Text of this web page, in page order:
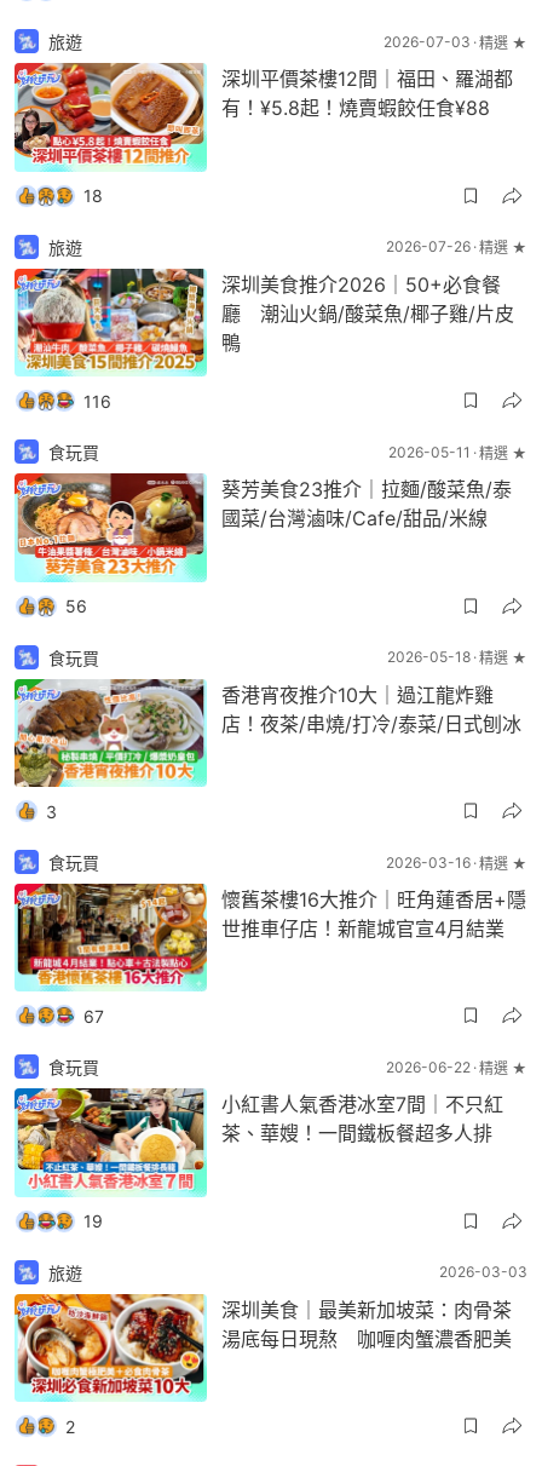
旅遊 2026-07-03 精選 ★
深圳平價茶樓12間｜福田、羅湖都
有！¥5.8起！燒賣蝦餃任食¥88
18
旅遊 2026-07-26 精選 ★
深圳美食推介2026｜50+必食餐
廳 潮汕火鍋/酸菜魚/椰子雞/片皮
鴨
116
食玩買 2026-05-11 精選 ★
葵芳美食23推介｜拉麵/酸菜魚/泰
國菜/台灣滷味/Cafe/甜品/米線
56
食玩買 2026-05-18 精選 ★
香港宵夜推介10大｜過江龍炸雞
店！夜茶/串燒/打冷/泰菜/日式刨冰
3
食玩買 2026-03-16 精選 ★
懷舊茶樓16大推介｜旺角蓮香居+隱
世推車仔店！新龍城官宣4月結業
67
食玩買 2026-06-22 精選 ★
小紅書人氣香港冰室7間｜不只紅
茶、華嫂！一間鐵板餐超多人排
19
旅遊 2026-03-03
深圳美食｜最美新加坡菜：肉骨茶
湯底每日現熬 咖喱肉蟹濃香肥美
2